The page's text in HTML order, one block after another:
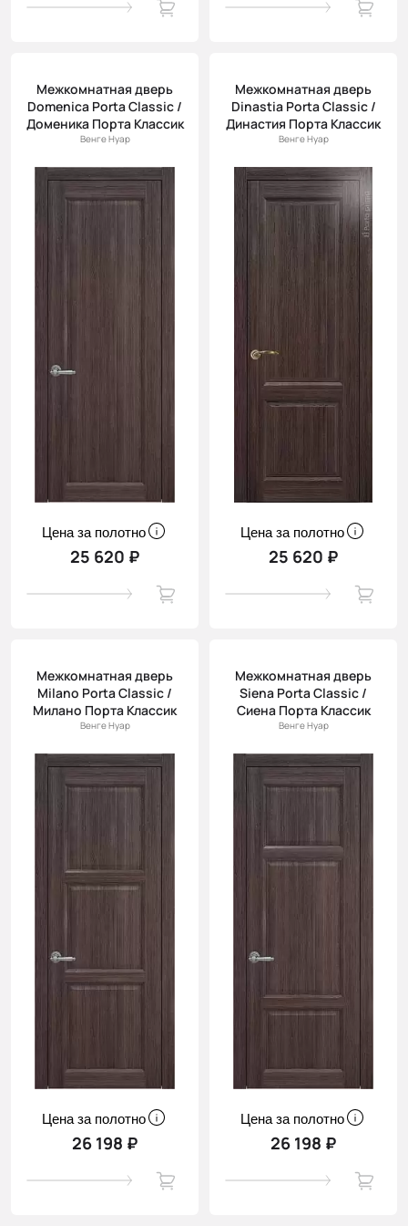
Межкомнатная дверь
Domenica Porta Classic /
Доменика Порта Классик
Венге Нуар
Цена за полотно
25 620 ₽
Межкомнатная дверь
Dinastia Porta Classic /
Династия Порта Классик
Венге Нуар
Цена за полотно
25 620 ₽
Межкомнатная дверь
Milano Porta Classic /
Милано Порта Классик
Венге Нуар
Цена за полотно
26 198 ₽
Межкомнатная дверь
Siena Porta Classic /
Сиена Порта Классик
Венге Нуар
Цена за полотно
26 198 ₽